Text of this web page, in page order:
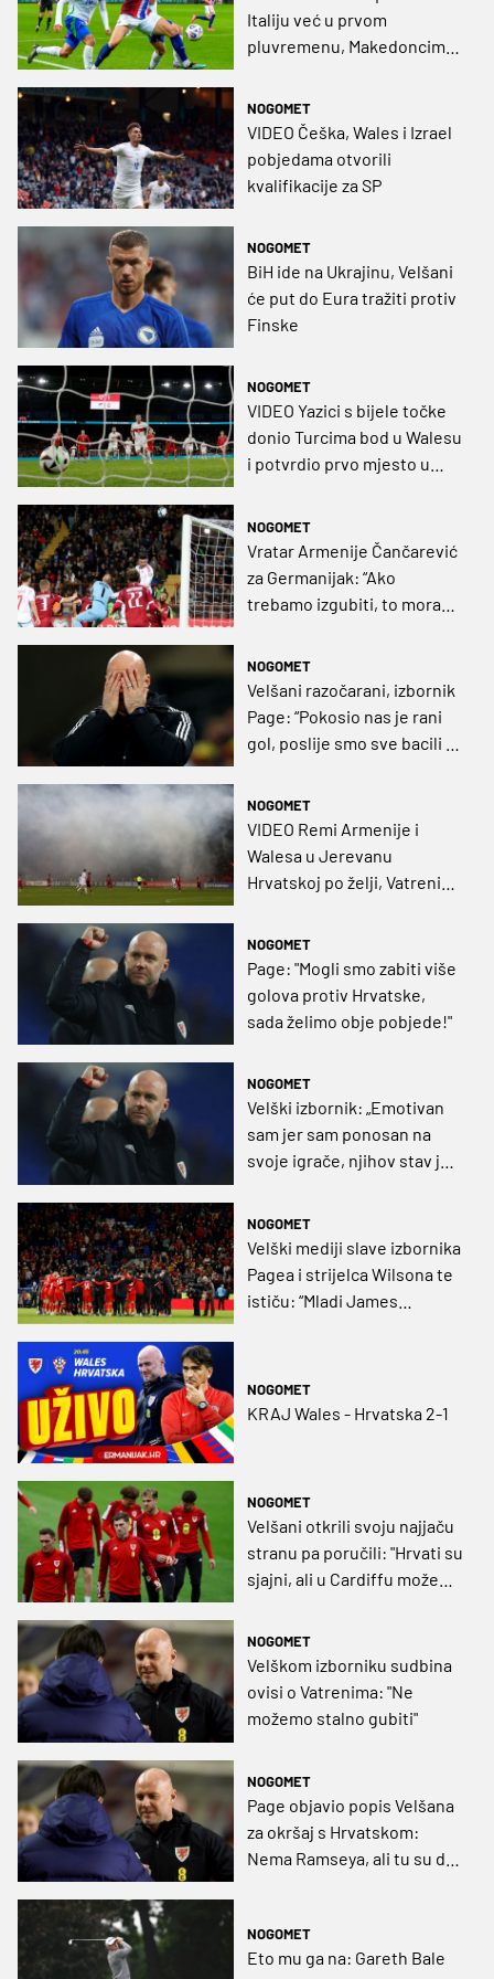
Italiju već u prvom
pluvremenu, Makedoncima
NOGOMET
VIDEO Češka, Wales i Izrael
pobjedama otvorili
kvalifikacije za SP
NOGOMET
BiH ide na Ukrajinu, Velšani
će put do Eura tražiti protiv
Finske
NOGOMET
VIDEO Yazici s bijele točke
donio Turcima bod u Walesu
i potvrdio prvo mjesto u
NOGOMET
Vratar Armenije Čančarević
za Germanijak: “Ako
trebamo izgubiti, to mora
kuće“
NOGOMET
Velšani razočarani, izbornik
Page: “Pokosio nas je rani
gol, poslije smo sve bacili u
NOGOMET
VIDEO Remi Armenije i
Walesa u Jerevanu
Hrvatskoj po želji, Vatreni
NOGOMET
Page: "Mogli smo zabiti više
golova protiv Hrvatske,
sada želimo obje pobjede!"
NOGOMET
Velški izbornik: „Emotivan
sam jer sam ponosan na
svoje igrače, njihov stav je
NOGOMET
Velški mediji slave izbornika
Pagea i strijelca Wilsona te
ističu: “Mladi James
NOGOMET
KRAJ Wales - Hrvatska 2-1
NOGOMET
Velšani otkrili svoju najjaču
stranu pa poručili: "Hrvati su
sjajni, ali u Cardiffu možemo
NOGOMET
Velškom izborniku sudbina
ovisi o Vatrenima: "Ne
možemo stalno gubiti"
NOGOMET
Page objavio popis Velšana
za okršaj s Hrvatskom:
Nema Ramseya, ali tu su dva
NOGOMET
Eto mu ga na: Gareth Bale